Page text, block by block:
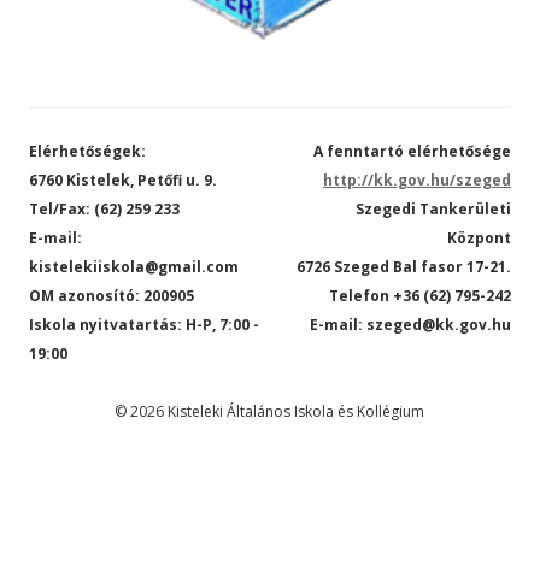
Elérhetőségek:
6760 Kistelek, Petőfi u. 9.
Tel/Fax: (62) 259 233
E-mail:
kistelekiiskola@gmail.com
OM azonosító: 200905
Iskola nyitvatartás: H-P, 7:00 -
19:00
A fenntartó elérhetősége
http://kk.gov.hu/szeged
Szegedi Tankerületi
Központ
6726 Szeged Bal fasor 17-21.
Telefon +36 (62) 795-242
E-mail: szeged@kk.gov.hu
© 2026 Kisteleki Általános Iskola és Kollégium